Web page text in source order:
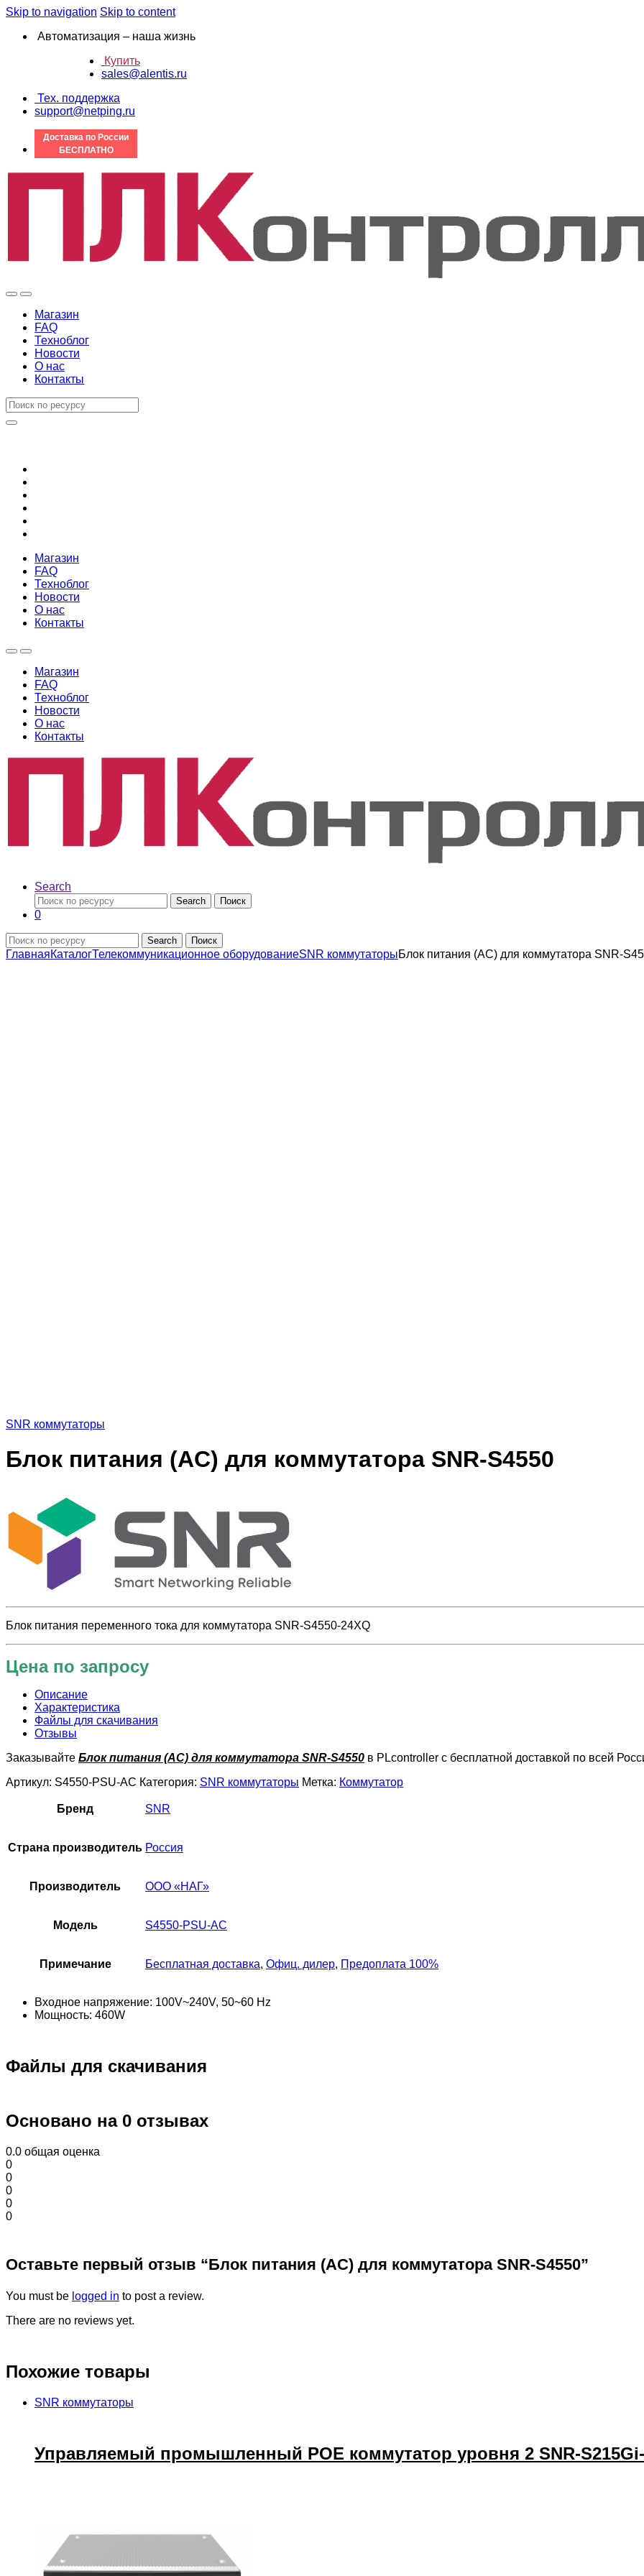
Skip to navigation Skip to content
Автоматизация – наша жизнь
Купить
sales@alentis.ru
Тех. поддержка
support@netping.ru
Доставка по России
БЕСПЛАТНО
Магазин
FAQ
Техноблог
Новости
О нас
Контакты
Магазин
FAQ
Техноблог
Новости
О нас
Контакты
Магазин
FAQ
Техноблог
Новости
О нас
Контакты
Search
Search Поиск
0
Search Поиск
ГлавнаяКаталогТелекоммуникационное оборудованиеSNR коммутаторыБлок питания (AC) для коммутатора SNR-
SNR коммутаторы
Блок питания (AC) для коммутатора SNR-S4550
Блок питания переменного тока для коммутатора SNR-S4550-24XQ
Цена по запросу
Описание
Характеристика
Файлы для скачивания
Отзывы
Заказывайте Блок питания (AC) для коммутатора SNR-S4550 в PLcontroller с бесплатной доставкой по всей
Артикул: S4550-PSU-AC Категория: SNR коммутаторы Метка: Коммутатор
Бренд SNR
Страна производитель Россия
Производитель ООО «НАГ»
Модель S4550-PSU-AC
Примечание Бесплатная доставка, Офиц. дилер, Предоплата 100%
Входное напряжение: 100V~240V, 50~60 Hz
Мощность: 460W
Файлы для скачивания
Основано на 0 отзывах
0.0 общая оценка
0
0
0
0
0
Оставьте первый отзыв “Блок питания (AC) для коммутатора SNR-S4550”
You must be logged in to post a review.
There are no reviews yet.
Похожие товары
SNR коммутаторы
Управляемый промышленный POE коммутатор уровня 2 SNR-S215Gi-